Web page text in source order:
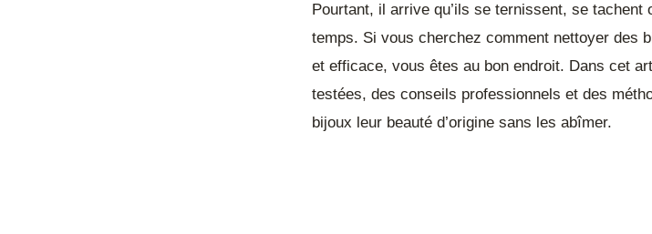
Pourtant, il arrive qu’ils se ternissent, se
temps. Si vous cherchez comment nettoyer des
et efficace, vous êtes au bon endroit. Dans cet
testées, des conseils professionnels et des
bijoux leur beauté d’origine sans les abîmer.